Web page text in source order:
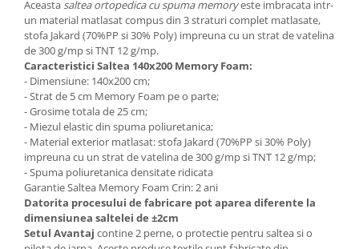
Aceasta saltea ortopedica cu spuma memoryeste imbracata intr-
un material matlasat compus din 3 straturi complet matlasate,
stofa Jakard (70%PP si 30% Poly) impreuna cu un strat de vatelina
de 300 g/mp si TNT 12 g/mp.
Caracteristici Saltea 140x200 Memory Foam:
- Dimensiune: 140x200 cm;
- Strat de 5 cm Memory Foam pe o parte;
- Grosime totala de 25 cm;
- Miezul elastic din spuma poliuretanica;
- Material exterior matlasat: stofa Jakard (70%PP si 30% Poly)
impreuna cu un strat de vatelina de 300 g/mp si TNT 12 g/mp;
- Spuma poliuretanica densitate ridicata
Garantie Saltea Memory Foam Crin: 2 ani
Datorita procesului de fabricare pot aparea diferente la
dimensiunea saltelei de ±2cm
Setul Avantaj contine 2 perne, o protectie pentru saltea si o